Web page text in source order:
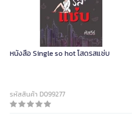
หนังสือ Single so hot โสดรสแซ่บ
รหัสสินค้า D099277